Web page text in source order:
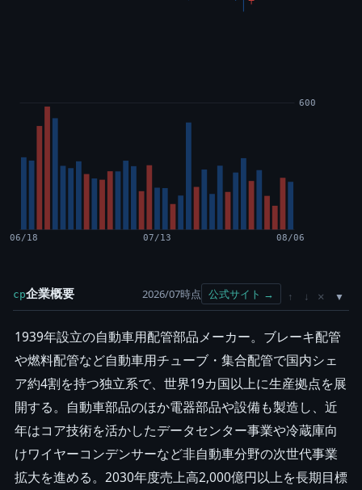
600
06/18 07/13 08/06
cp企業概要 2026/07時点 公式サイト → ↑ ↓ ×
1939年設立の自動車用配管部品メーカー。ブレーキ配管
や燃料配管など自動車用チューブ・集合配管で国内シェ
ア約4割を持つ独立系で、世界19カ国以上に生産拠点を展
開する。自動車部品のほか電器部品や設備も製造し、近
年はコア技術を活かしたデータセンター事業や冷蔵庫向
けワイヤーコンデンサーなど非自動車分野の次世代事業
拡大を進める。2030年度売上高2,000億円以上を長期目標